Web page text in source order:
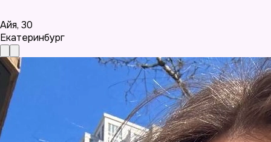
Айя, 30
Екатеринбург